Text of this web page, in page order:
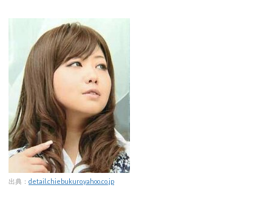
出典： detail.chiebukuro.yahoo.co.jp